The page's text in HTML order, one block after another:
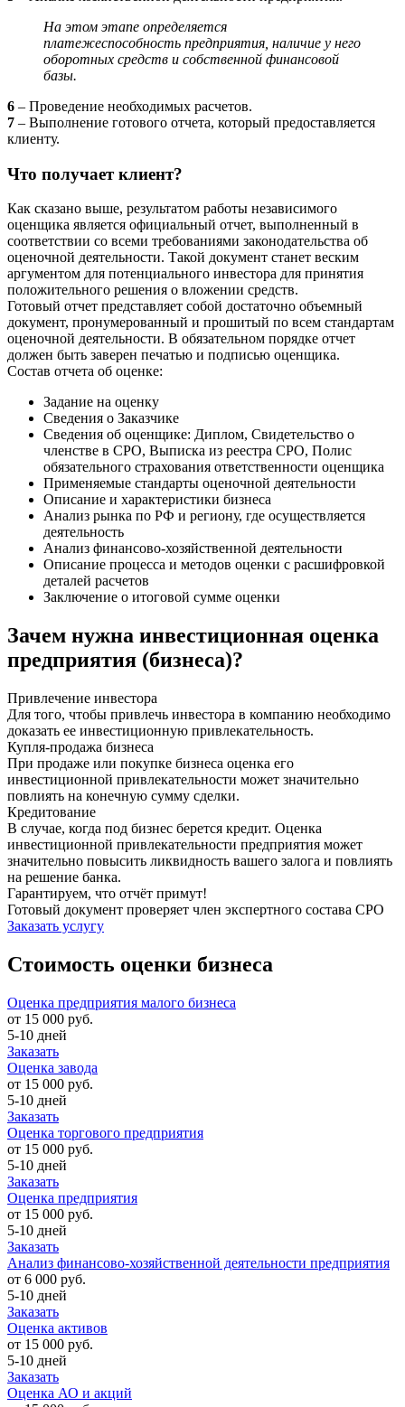
На этом этапе определяется
платежеспособность предприятия, наличие у него
оборотных средств и собственной финансовой
базы.
6 – Проведение необходимых расчетов.
7 – Выполнение готового отчета, который предоставляется
клиенту.
Что получает клиент?
Как сказано выше, результатом работы независимого
оценщика является официальный отчет, выполненный в
соответствии со всеми требованиями законодательства об
оценочной деятельности. Такой документ станет веским
аргументом для потенциального инвестора для принятия
положительного решения о вложении средств.
Готовый отчет представляет собой достаточно объемный
документ, пронумерованный и прошитый по всем стандартам
оценочной деятельности. В обязательном порядке отчет
должен быть заверен печатью и подписью оценщика.
Состав отчета об оценке:
Задание на оценку
Сведения о Заказчике
Сведения об оценщике: Диплом, Свидетельство о
членстве в СРО, Выписка из реестра СРО, Полис
обязательного страхования ответственности оценщика
Применяемые стандарты оценочной деятельности
Описание и характеристики бизнеса
Анализ рынка по РФ и региону, где осуществляется
деятельность
Анализ финансово-хозяйственной деятельности
Описание процесса и методов оценки с расшифровкой
деталей расчетов
Заключение о итоговой сумме оценки
Зачем нужна инвестиционная оценка
предприятия (бизнеса)?
Привлечение инвестора
Для того, чтобы привлечь инвестора в компанию необходимо
доказать ее инвестиционную привлекательность.
Купля-продажа бизнеса
При продаже или покупке бизнеса оценка его
инвестиционной привлекательности может значительно
повлиять на конечную сумму сделки.
Кредитование
В случае, когда под бизнес берется кредит. Оценка
инвестиционной привлекательности предприятия может
значительно повысить ликвидность вашего залога и повлиять
на решение банка.
Гарантируем, что отчёт примут!
Готовый документ проверяет член экспертного состава СРО
Заказать услугу
Стоимость оценки бизнеса
Оценка предприятия малого бизнеса
от 15 000 руб.
5-10 дней
Заказать
Оценка завода
от 15 000 руб.
5-10 дней
Заказать
Оценка торгового предприятия
от 15 000 руб.
5-10 дней
Заказать
Оценка предприятия
от 15 000 руб.
5-10 дней
Заказать
Анализ финансово-хозяйственной деятельности предприятия
от 6 000 руб.
5-10 дней
Заказать
Оценка активов
от 15 000 руб.
5-10 дней
Заказать
Оценка АО и акций